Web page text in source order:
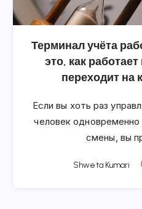
Терминал учёта
это, как
переходит на
Если вы хоть раз
человек
смены, вы
Shweta Kumari